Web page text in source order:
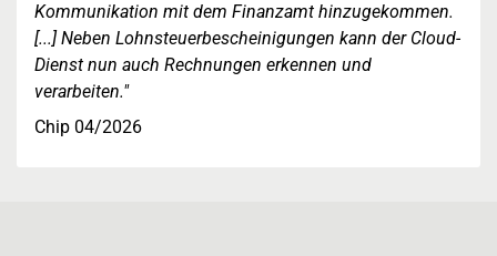
Kommunikation mit dem Finanzamt hinzugekommen.
[...] Neben Lohnsteuerbescheinigungen kann der Cloud-
Dienst nun auch Rechnungen erkennen und
verarbeiten."
Chip 04/2026